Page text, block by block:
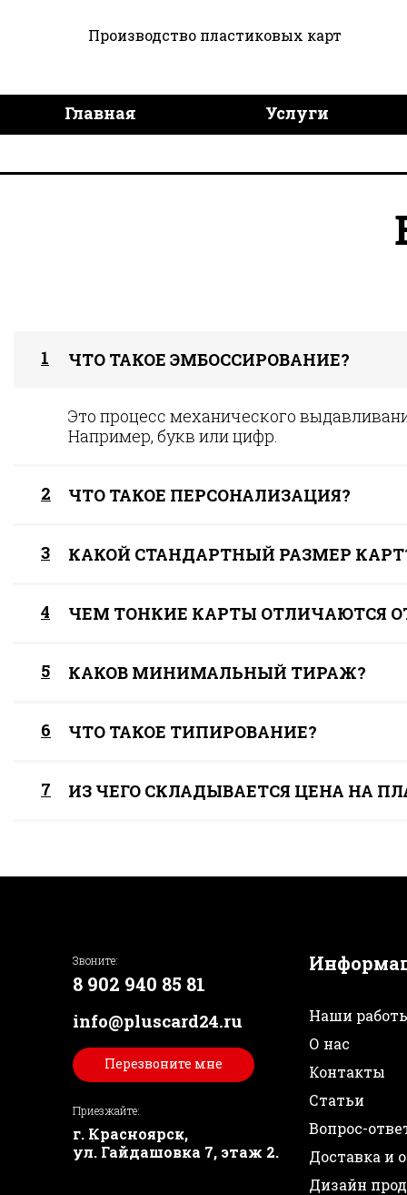
Производство пластиковых карт
Главная
Услуги
1 ЧТО ТАКОЕ ЭМБОССИРОВАНИЕ?
Это процесс механического
Например, букв или цифр.
2 ЧТО ТАКОЕ ПЕРСОНАЛИЗАЦИЯ?
3 КАКОЙ СТАНДАРТНЫЙ РАЗМЕР
4 ЧЕМ ТОНКИЕ КАРТЫ ОТЛИЧАЮТСЯ
5 КАКОВ МИНИМАЛЬНЫЙ ТИРАЖ?
6 ЧТО ТАКОЕ ТИПИРОВАНИЕ?
7 ИЗ ЧЕГО СКЛАДЫВАЕТСЯ ЦЕНА НА
Звоните:
8 902 940 85 81
info@pluscard24.ru
Перезвоните мне
Приезжайте:
г. Красноярск,
ул. Гайдашовка 7, этаж 2.
Наши
О нас
Контакты
Статьи
Вопрос-
Доставка и
Дизайн